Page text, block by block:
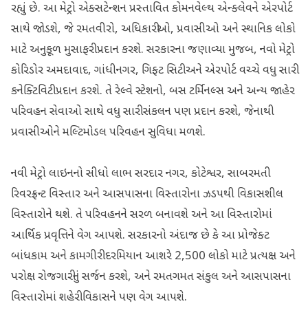
રહ્યું છે. આ મેટ્રો એક્સટેન્શન પ્રસ્તાવિત કોમનવેલ્થ એન્ક્લેવને એરપોર્ટ
સાથે જોડશે, જે રમતવીરો, અધિકારીઓ, પ્રવાસીઓ અને સ્થાનિક લોકો
માટે અનુકૂળ મુસાફરી પ્રદાન કરશે. સરકારના જણાવ્યા મુજબ, નવો મેટ્રો
કોરિડોર અમદાવાદ, ગાંધીનગર, ગિફ્ટ સિટી અને એરપોર્ટ વચ્ચે વધુ સારી
કનેક્ટિવિટી પ્રદાન કરશે. તે રેલ્વે સ્ટેશનો, બસ ટર્મિનલ્સ અને અન્ય જાહેર
પરિવહન સેવાઓ સાથે વધુ સારી સંકલન પણ પ્રદાન કરશે, જેનાથી
પ્રવાસીઓને મલ્ટિમોડલ પરિવહન સુવિધા મળશે.
નવી મેટ્રો લાઇનનો સીધો લાભ સરદાર નગર, કોટેશ્વર, સાબરમતી
રિવરફ્રન્ટ વિસ્તાર અને આસપાસના વિસ્તારોના ઝડપથી વિકાસશીલ
વિસ્તારોને થશે. તે પરિવહનને સરળ બનાવશે અને આ વિસ્તારોમાં
આર્થિક પ્રવૃત્તિને વેગ આપશે. સરકારનો અંદાજ છે કે આ પ્રોજેક્ટ
બાંધકામ અને કામગીરી દરમિયાન આશરે 2,500 લોકો માટે પ્રત્યક્ષ અને
પરોક્ષ રોજગારીનું સર્જન કરશે, અને રમતગમત સંકુલ અને આસપાસના
વિસ્તારોમાં શહેરી વિકાસને પણ વેગ આપશે.